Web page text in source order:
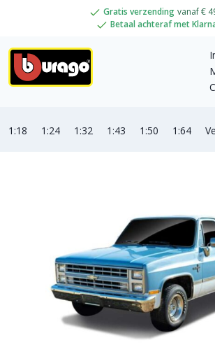
Gratis verzending vanaf €
Betaal achteraf met
1:18 1:24 1:32 1:43 1:50 1:64